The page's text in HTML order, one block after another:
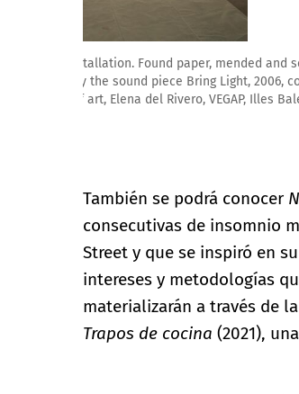
Elena del Rivero, [Swi:t] Home: A
gauze, dimensions variable.
Lawrence D. «Butch» Morris.
También se podrá conocer
consecutivas de insomnio
Street y que se inspiró en
intereses y metodologías
materializarán a través de
Trapos de cocina (2021),